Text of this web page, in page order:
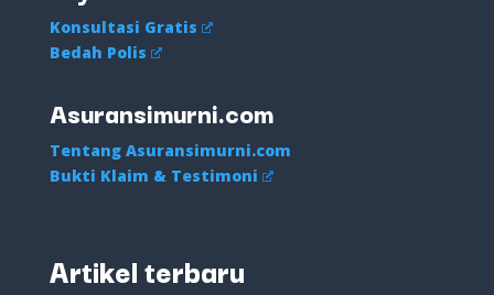
Konsultasi Gratis
Bedah Polis
Asuransimurni.com
Tentang Asuransimurni.com
Bukti Klaim & Testimoni
Artikel terbaru